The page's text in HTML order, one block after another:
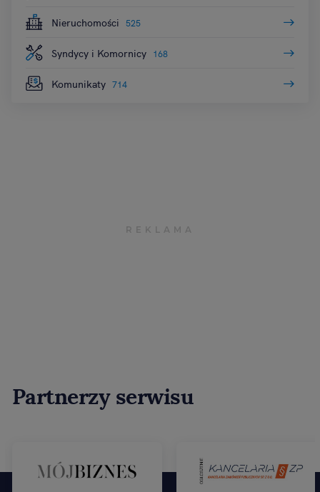
Nieruchomości 525
Syndycy i Komornicy 168
Komunikaty 714
Partnerzy serwisu